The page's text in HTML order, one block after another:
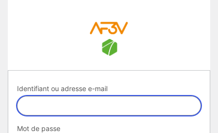
Identifiant ou adresse e-mail
Mot de passe